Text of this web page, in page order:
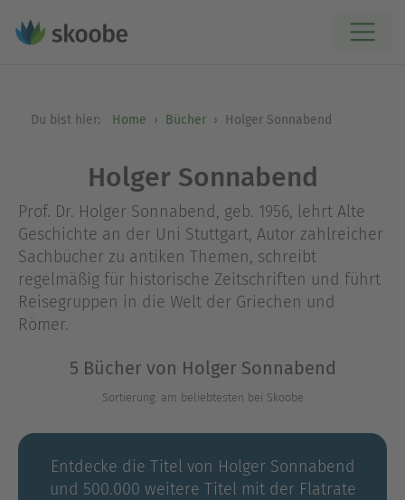
Du bist hier: Home Bücher Holger Sonnabend
Holger Sonnabend
Prof. Dr. Holger Sonnabend, geb. 1956, lehrt Alte
Geschichte an der Uni Stuttgart, Autor zahlreicher
Sachbücher zu antiken Themen, schreibt
regelmäßig für historische Zeitschriften und führt
Reisegruppen in die Welt der Griechen und
Römer.
5 Bücher von Holger Sonnabend
Sortierung: am beliebtesten bei Skoobe
Entdecke die Titel von Holger Sonnabend
und 500.000 weitere Titel mit der Flatrate